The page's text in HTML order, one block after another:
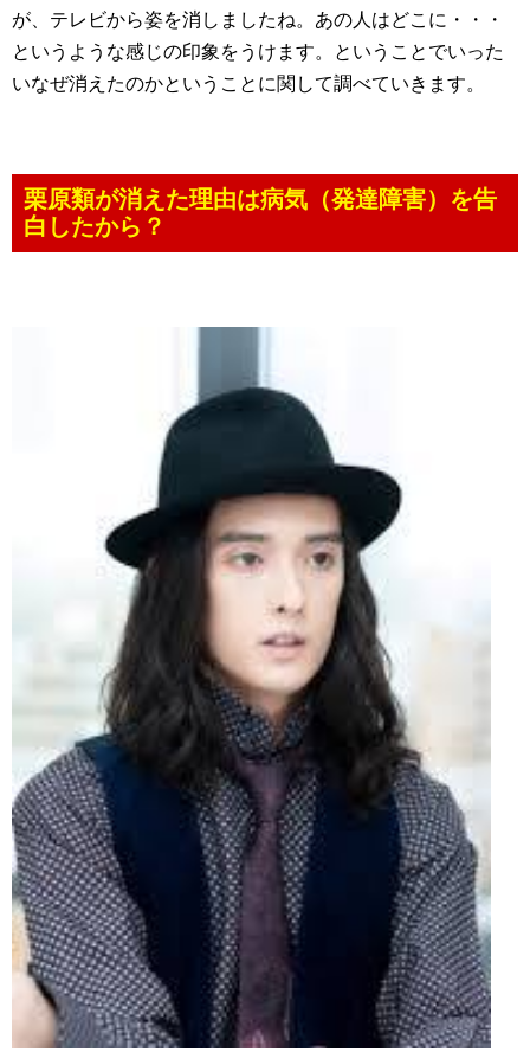
が、テレビから姿を消しましたね。あの人はどこに・・・
というような感じの印象をうけます。ということでいった
いなぜ消えたのかということに関して調べていきます。
栗原類が消えた理由は病気（発達障害）を告
白したから？